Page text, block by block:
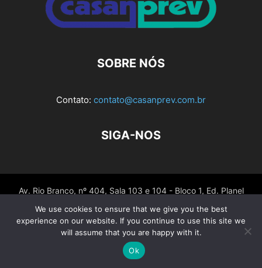
SOBRE NÓS
Contato: contato@casanprev.com.br
SIGA-NOS
Av. Rio Branco, nº 404, Sala 103 e 104 - Bloco 1, Ed. Planel
(48) 3028-7297 / (48) 3028-7296 - Celular: (48) 99911-1260
We use cookies to ensure that we give you the best
experience on our website. If you continue to use this site we
will assume that you are happy with it.
Ok